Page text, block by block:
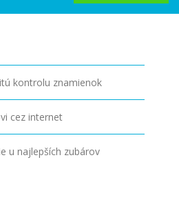
kontrolu znamienok
cez internet
u najlepších zubárov